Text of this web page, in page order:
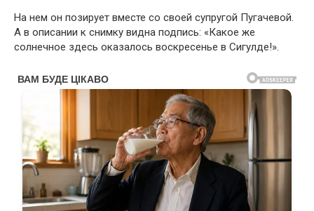
На нем он позирует вместе со своей супругой Пугачевой.
А в описании к снимку видна подпись: «Какое же
солнечное здесь оказалось воскресенье в Сигулде!».